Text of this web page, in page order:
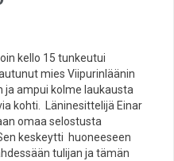
kello 15 tunkeutui
mies Viipurinläänin
ja ampui kolme laukausta
kohti. Läninesittelijä Einar
omaa selostusta
keskeytti huoneeseen
tulijan ja tämän